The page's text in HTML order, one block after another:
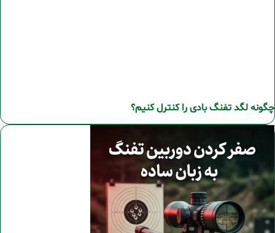
چگونه لگد تفنگ بادی را کنترل کنیم؟